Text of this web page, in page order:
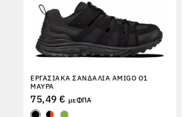
ΕΡΓΑΣΙΑΚΆ ΣΑΝΔΆΛΙΑ AMIGO O1
ΜΑΎΡΑ
75,49 € με ΦΠΑ